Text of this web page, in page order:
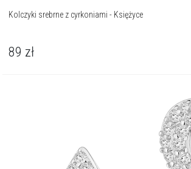
Kolczyki srebrne z cyrkoniami - Księżyce
89 zł